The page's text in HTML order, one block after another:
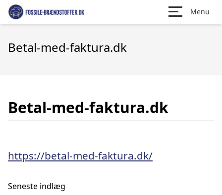
Menu
Betal-med-faktura.dk
Betal-med-faktura.dk
https://betal-med-faktura.dk/
Seneste indlæg